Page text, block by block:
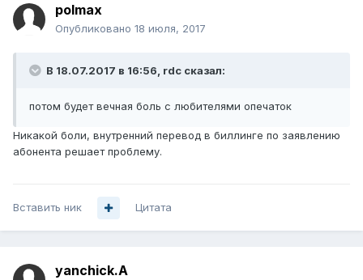
polmax
Опубликовано 18 июля, 2017
В 18.07.2017 в 16:56, rdc сказал:
потом будет вечная боль с любителями опечаток
Никакой боли, внутренний перевод в биллинге по заявлению
абонента решает проблему.
Вставить ник Цитата
yanchick.A